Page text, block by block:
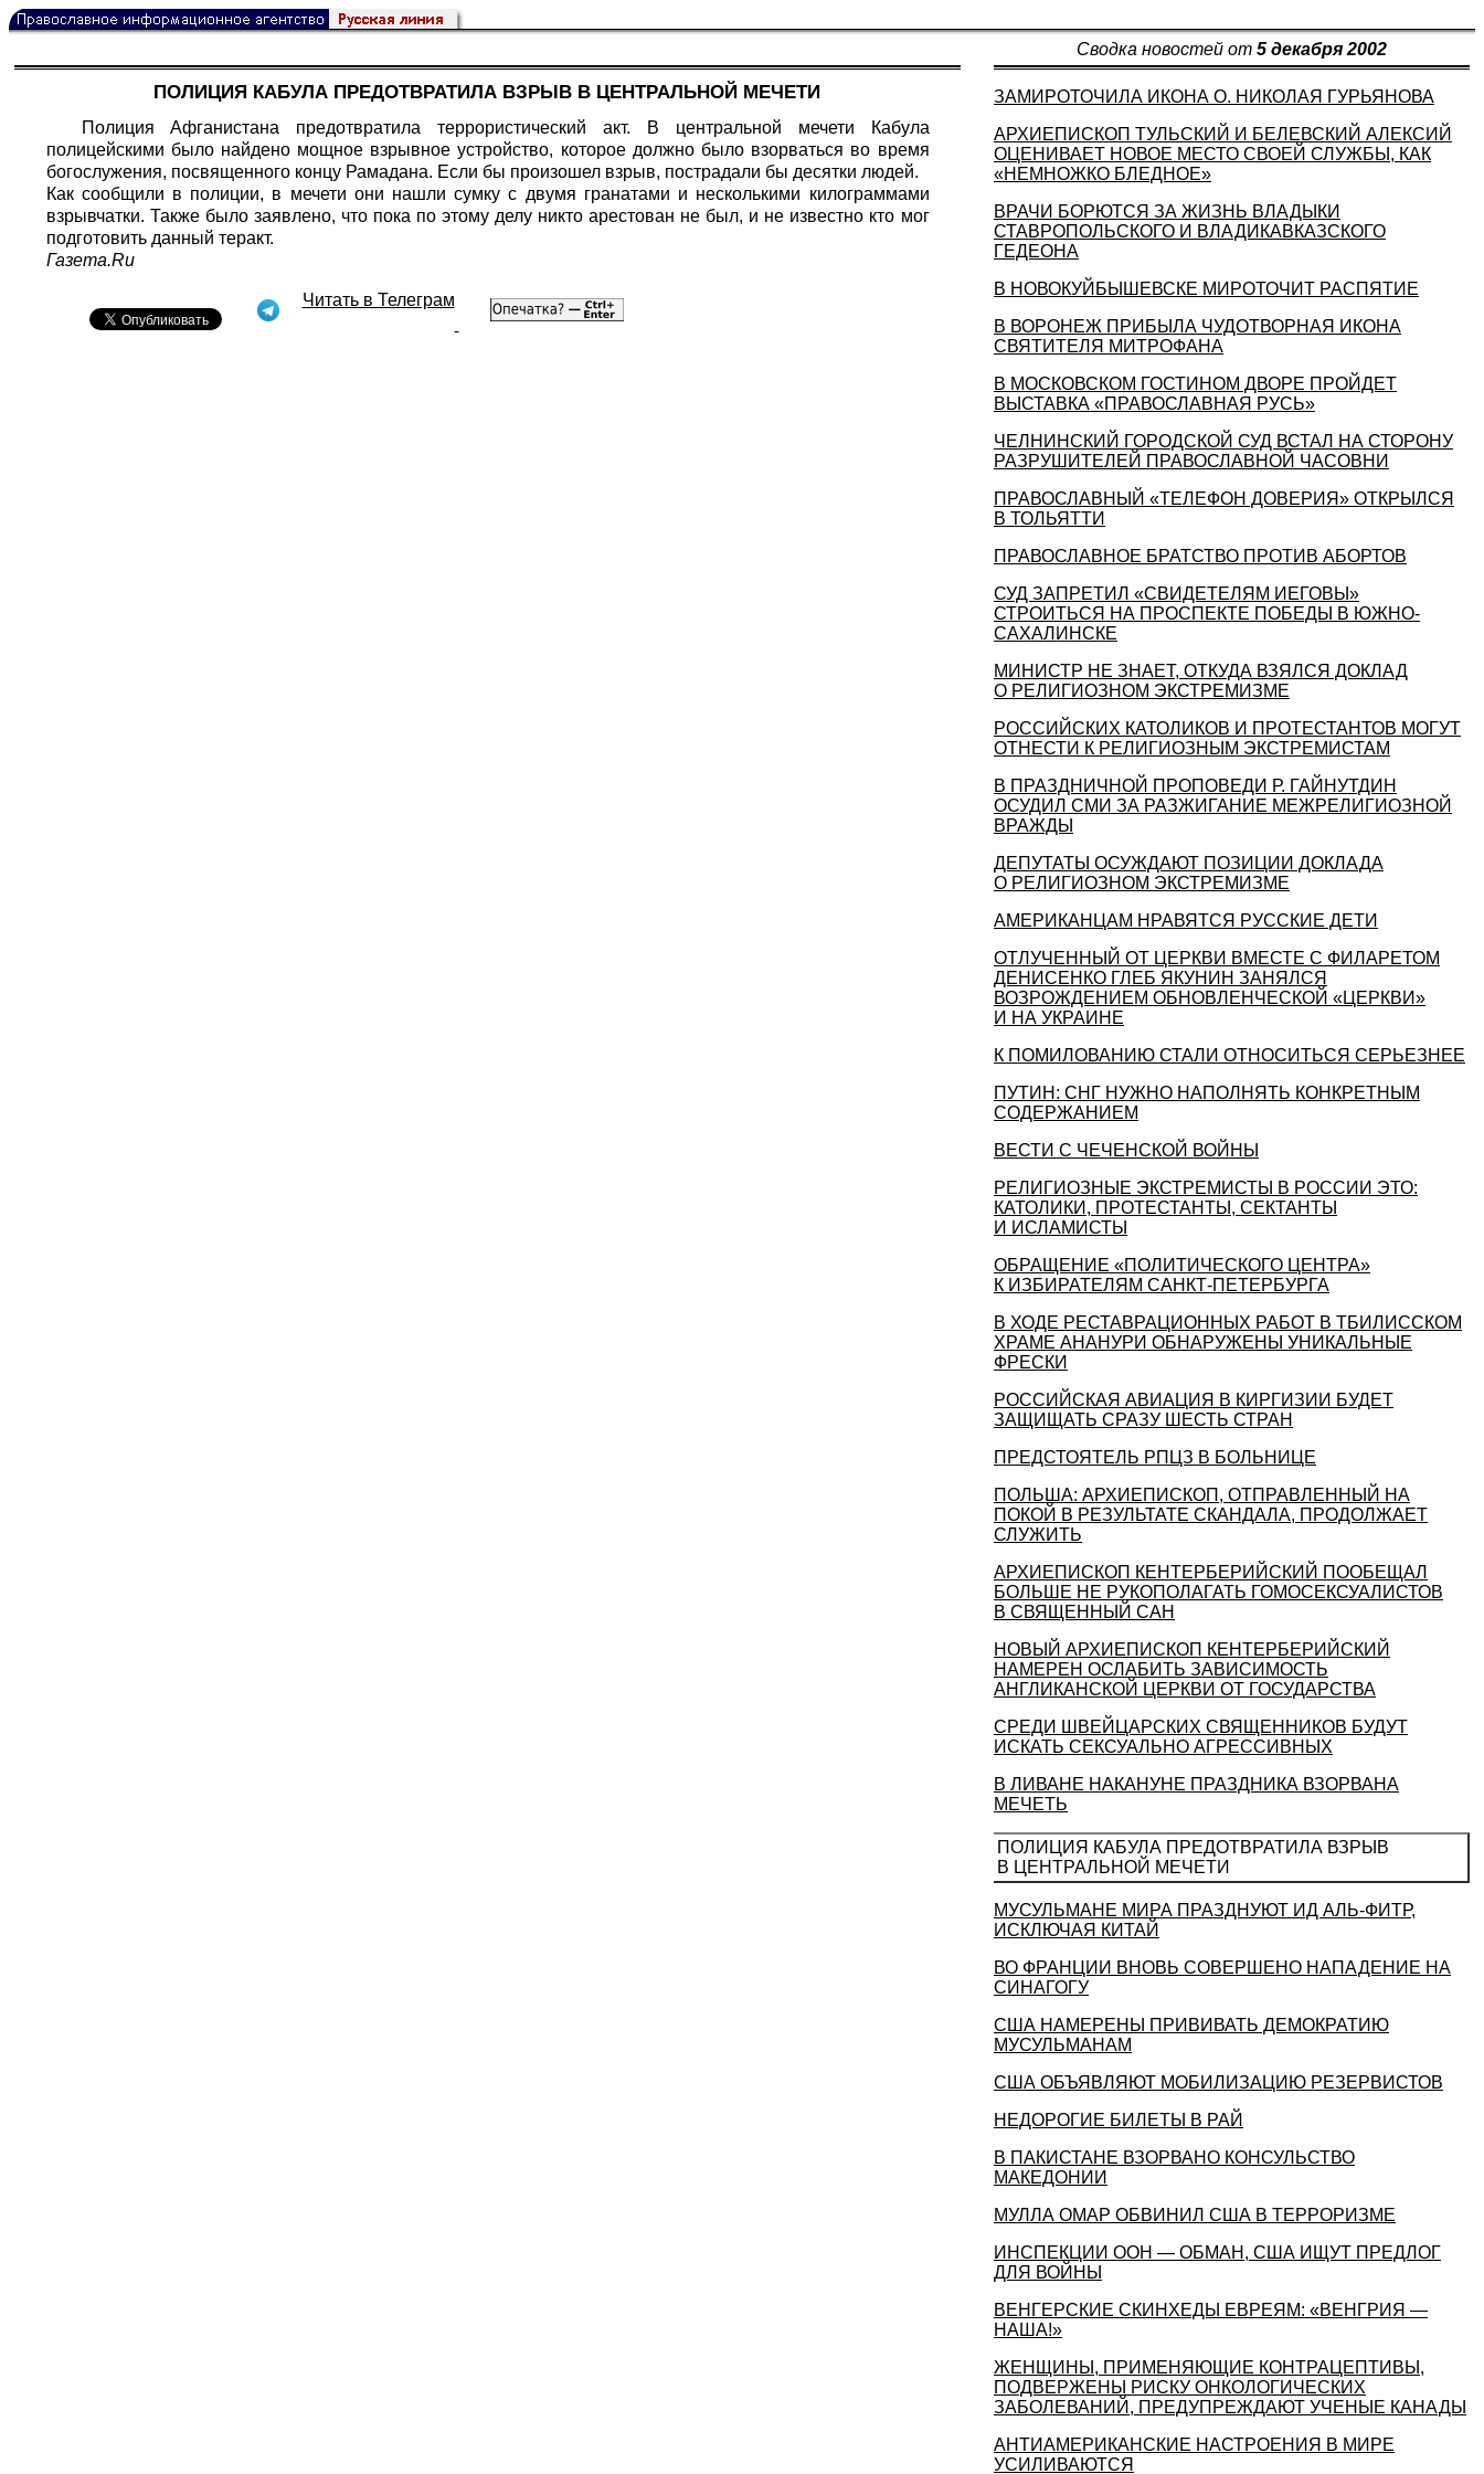
Сводка новостей от 5 декабря 2002
ПОЛИЦИЯ КАБУЛА ПРЕДОТВРАТИЛА ВЗРЫВ В ЦЕНТРАЛЬНОЙ МЕЧЕТИ
Полиция Афганистана предотвратила террористический акт. В центральной мечети Кабула
полицейскими было найдено мощное взрывное устройство, которое должно было взорваться во время
богослужения, посвященного концу Рамадана. Если бы произошел взрыв, пострадали бы десятки людей.
Как сообщили в полиции, в мечети они нашли сумку с двумя гранатами и несколькими килограммами
взрывчатки. Также было заявлено, что пока по этому делу никто арестован не был, и не известно кто мог
подготовить данный теракт.
Газета.Ru
Читать в Телеграм
ЗАМИРОТОЧИЛА ИКОНА О. НИКОЛАЯ ГУРЬЯНОВА
АРХИЕПИСКОП ТУЛЬСКИЙ И БЕЛЕВСКИЙ АЛЕКСИЙ
ОЦЕНИВАЕТ НОВОЕ МЕСТО СВОЕЙ СЛУЖБЫ, КАК
«НЕМНОЖКО БЛЕДНОЕ»
ВРАЧИ БОРЮТСЯ ЗА ЖИЗНЬ ВЛАДЫКИ
СТАВРОПОЛЬСКОГО И ВЛАДИКАВКАЗСКОГО
ГЕДЕОНА
В НОВОКУЙБЫШЕВСКЕ МИРОТОЧИТ РАСПЯТИЕ
В ВОРОНЕЖ ПРИБЫЛА ЧУДОТВОРНАЯ ИКОНА
СВЯТИТЕЛЯ МИТРОФАНА
В МОСКОВСКОМ ГОСТИНОМ ДВОРЕ ПРОЙДЕТ
ВЫСТАВКА «ПРАВОСЛАВНАЯ РУСЬ»
ЧЕЛНИНСКИЙ ГОРОДСКОЙ СУД ВСТАЛ НА СТОРОНУ
РАЗРУШИТЕЛЕЙ ПРАВОСЛАВНОЙ ЧАСОВНИ
ПРАВОСЛАВНЫЙ «ТЕЛЕФОН ДОВЕРИЯ» ОТКРЫЛСЯ
В ТОЛЬЯТТИ
ПРАВОСЛАВНОЕ БРАТСТВО ПРОТИВ АБОРТОВ
СУД ЗАПРЕТИЛ «СВИДЕТЕЛЯМ ИЕГОВЫ»
СТРОИТЬСЯ НА ПРОСПЕКТЕ ПОБЕДЫ В ЮЖНО-
САХАЛИНСКЕ
МИНИСТР НЕ ЗНАЕТ, ОТКУДА ВЗЯЛСЯ ДОКЛАД
О РЕЛИГИОЗНОМ ЭКСТРЕМИЗМЕ
РОССИЙСКИХ КАТОЛИКОВ И ПРОТЕСТАНТОВ МОГУТ
ОТНЕСТИ К РЕЛИГИОЗНЫМ ЭКСТРЕМИСТАМ
В ПРАЗДНИЧНОЙ ПРОПОВЕДИ Р. ГАЙНУТДИН
ОСУДИЛ СМИ ЗА РАЗЖИГАНИЕ МЕЖРЕЛИГИОЗНОЙ
ВРАЖДЫ
ДЕПУТАТЫ ОСУЖДАЮТ ПОЗИЦИИ ДОКЛАДА
О РЕЛИГИОЗНОМ ЭКСТРЕМИЗМЕ
АМЕРИКАНЦАМ НРАВЯТСЯ РУССКИЕ ДЕТИ
ОТЛУЧЕННЫЙ ОТ ЦЕРКВИ ВМЕСТЕ С ФИЛАРЕТОМ
ДЕНИСЕНКО ГЛЕБ ЯКУНИН ЗАНЯЛСЯ
ВОЗРОЖДЕНИЕМ ОБНОВЛЕНЧЕСКОЙ «ЦЕРКВИ»
И НА УКРАИНЕ
К ПОМИЛОВАНИЮ СТАЛИ ОТНОСИТЬСЯ СЕРЬЕЗНЕЕ
ПУТИН: СНГ НУЖНО НАПОЛНЯТЬ КОНКРЕТНЫМ
СОДЕРЖАНИЕМ
ВЕСТИ С ЧЕЧЕНСКОЙ ВОЙНЫ
РЕЛИГИОЗНЫЕ ЭКСТРЕМИСТЫ В РОССИИ ЭТО:
КАТОЛИКИ, ПРОТЕСТАНТЫ, СЕКТАНТЫ
И ИСЛАМИСТЫ
ОБРАЩЕНИЕ «ПОЛИТИЧЕСКОГО ЦЕНТРА»
К ИЗБИРАТЕЛЯМ САНКТ-ПЕТЕРБУРГА
В ХОДЕ РЕСТАВРАЦИОННЫХ РАБОТ В ТБИЛИССКОМ
ХРАМЕ АНАНУРИ ОБНАРУЖЕНЫ УНИКАЛЬНЫЕ
ФРЕСКИ
РОССИЙСКАЯ АВИАЦИЯ В КИРГИЗИИ БУДЕТ
ЗАЩИЩАТЬ СРАЗУ ШЕСТЬ СТРАН
ПРЕДСТОЯТЕЛЬ РПЦЗ В БОЛЬНИЦЕ
ПОЛЬША: АРХИЕПИСКОП, ОТПРАВЛЕННЫЙ НА
ПОКОЙ В РЕЗУЛЬТАТЕ СКАНДАЛА, ПРОДОЛЖАЕТ
СЛУЖИТЬ
АРХИЕПИСКОП КЕНТЕРБЕРИЙСКИЙ ПООБЕЩАЛ
БОЛЬШЕ НЕ РУКОПОЛАГАТЬ ГОМОСЕКСУАЛИСТОВ
В СВЯЩЕННЫЙ САН
НОВЫЙ АРХИЕПИСКОП КЕНТЕРБЕРИЙСКИЙ
НАМЕРЕН ОСЛАБИТЬ ЗАВИСИМОСТЬ
АНГЛИКАНСКОЙ ЦЕРКВИ ОТ ГОСУДАРСТВА
СРЕДИ ШВЕЙЦАРСКИХ СВЯЩЕННИКОВ БУДУТ
ИСКАТЬ СЕКСУАЛЬНО АГРЕССИВНЫХ
В ЛИВАНЕ НАКАНУНЕ ПРАЗДНИКА ВЗОРВАНА
МЕЧЕТЬ
ПОЛИЦИЯ КАБУЛА ПРЕДОТВРАТИЛА ВЗРЫВ
В ЦЕНТРАЛЬНОЙ МЕЧЕТИ
МУСУЛЬМАНЕ МИРА ПРАЗДНУЮТ ИД АЛЬ-ФИТР,
ИСКЛЮЧАЯ КИТАЙ
ВО ФРАНЦИИ ВНОВЬ СОВЕРШЕНО НАПАДЕНИЕ НА
СИНАГОГУ
США НАМЕРЕНЫ ПРИВИВАТЬ ДЕМОКРАТИЮ
МУСУЛЬМАНАМ
США ОБЪЯВЛЯЮТ МОБИЛИЗАЦИЮ РЕЗЕРВИСТОВ
НЕДОРОГИЕ БИЛЕТЫ В РАЙ
В ПАКИСТАНЕ ВЗОРВАНО КОНСУЛЬСТВО
МАКЕДОНИИ
МУЛЛА ОМАР ОБВИНИЛ США В ТЕРРОРИЗМЕ
ИНСПЕКЦИИ ООН — ОБМАН, США ИЩУТ ПРЕДЛОГ
ДЛЯ ВОЙНЫ
ВЕНГЕРСКИЕ СКИНХЕДЫ ЕВРЕЯМ: «ВЕНГРИЯ —
НАША!»
ЖЕНЩИНЫ, ПРИМЕНЯЮЩИЕ КОНТРАЦЕПТИВЫ,
ПОДВЕРЖЕНЫ РИСКУ ОНКОЛОГИЧЕСКИХ
ЗАБОЛЕВАНИЙ, ПРЕДУПРЕЖДАЮТ УЧЕНЫЕ КАНАДЫ
АНТИАМЕРИКАНСКИЕ НАСТРОЕНИЯ В МИРЕ
УСИЛИВАЮТСЯ